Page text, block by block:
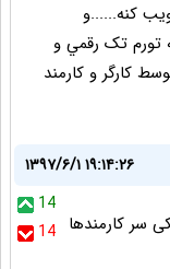
کنه......و
تورم تک رقمي و
کارگر و کارمند
۱۳۹۷/۶/۱ ۱۹:۱۴:۲۶
14
14 سر کارمندها